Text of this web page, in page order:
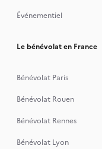
Événementiel
Le bénévolat en France
Bénévolat Paris
Bénévolat Rouen
Bénévolat Rennes
Bénévolat Lyon